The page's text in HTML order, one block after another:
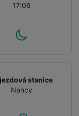
17:06
stanice
Nancy